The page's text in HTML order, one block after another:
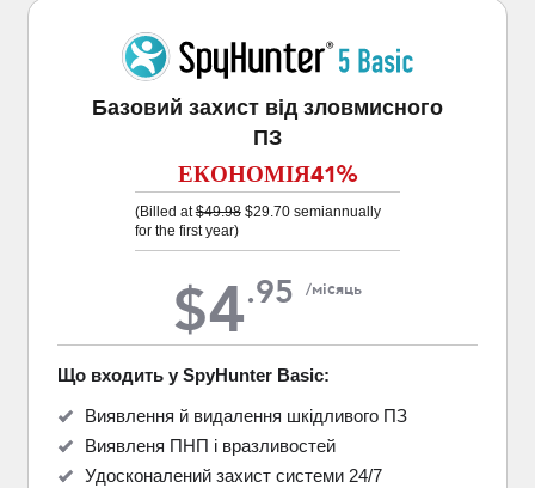
Базовий захист від зловмисного
ПЗ
$4.95 /місяць
ЕКОНОМІЯ41%
(Billed at$49.98 $29.70semiannually
for the first year)
Що входить у SpyHunter Basic:
Виявлення й видалення шкідливого ПЗ
Виявленя ПНП і вразливостей
Удосконалений захист системи 24/7